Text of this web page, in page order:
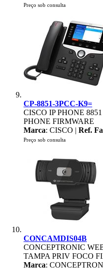
Preço sob consulta
CP-8851-3PCC-K9=
CISCO IP PHONE
PHONE FIRMWARE
Marca: CISCO | Ref.
Preço sob consulta
CONCAMDIS04B
CONCEPTRONIC
TAMPA PRIV FOCO
Marca: